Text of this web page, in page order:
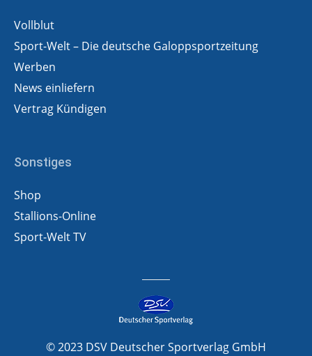
Vollblut
Sport-Welt – Die deutsche Galoppsportzeitung
Werben
News einliefern
Vertrag Kündigen
Sonstiges
Shop
Stallions-Online
Sport-Welt TV
© 2023 DSV Deutscher Sportverlag GmbH